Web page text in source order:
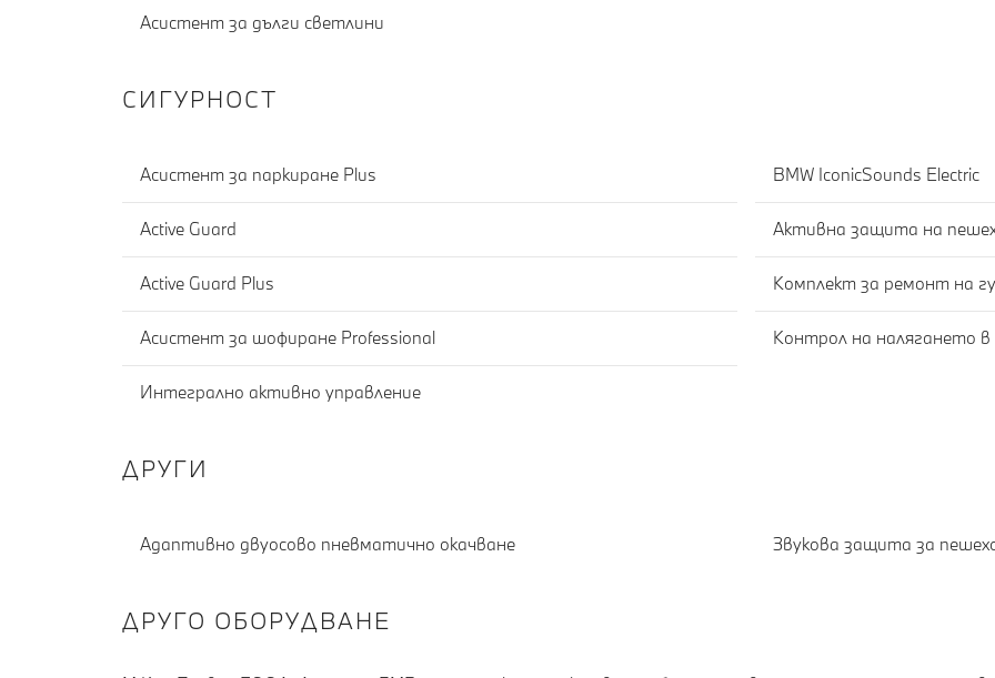
Асистент за дълги светлини
СИГУРНОСТ
Асистент за паркиране Plus
Active Guard
Active Guard Plus
Асистент за шофиране Professional
Интегрално активно управление
BMW IconicSounds Electric
Активна защита на
Комплект за ремонт на
Контрол на налягането
ДРУГИ
Адаптивно двуосово пневматично окачване Звукова защита за
ДРУГО ОБОРУДВАНЕ